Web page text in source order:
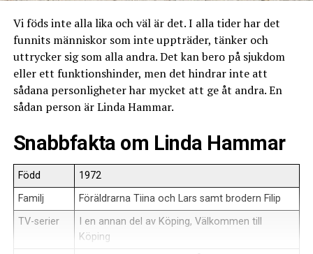
Vi föds inte alla lika och väl är det. I alla tider har det
funnits människor som inte uppträder, tänker och
uttrycker sig som alla andra. Det kan bero på sjukdom
eller ett funktionshinder, men det hindrar inte att
sådana personligheter har mycket att ge åt andra. En
sådan person är Linda Hammar.
Snabbfakta om Linda Hammar
Född
1972
Familj
Föräldrarna Tiina och Lars samt brodern Filip
TV-serier
I en annan del av Köping, Välkommen till
Köping